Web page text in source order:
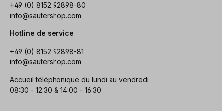
+49 (0) 8152 92898-80
info@sautershop.com
Hotline de service
+49 (0) 8152 92898-81
info@sautershop.com
Accueil téléphonique du lundi au vendredi
08:30 - 12:30 & 14:00 - 16:30